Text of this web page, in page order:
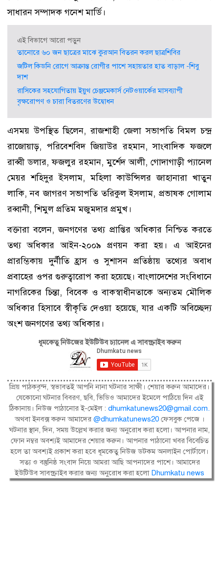
সাধারন সম্পাদক গনেশ মার্ডি।
এই বিভাগে আরো পড়ুন
তানোরে ৬০ জন ছাত্রের মাঝে কুরআন বিতরন করল ছাত্রশিবির
জটিল কিডনি রোগে আক্রান্ত রোগীর পাশে সহায়তার হাত বাড়াল -শিবু
দাশ
রাসিকের সহযোগিতায় ইয়ুথ চেঞ্জমেকার্স নেটওয়ার্কের মাসব্যাপী
বৃক্ষরোপণ ও চারা বিতরণের উদ্বোধন
এসময় উপস্থিত ছিলেন, রাজশাহী জেলা সভাপতি বিমল চন্দ্র
রাজোয়াড়, পরিবেশবিদ জিয়াউর রহমান, সাংবাদিক ফজলে
রাব্বী ডলার, ফজলুর রহমান, মুর্শেদ আলী, গোদাগাড়ী প্যানেল
মেয়র শহিদুর ইসলাম, মহিলা কাউন্সিলর জাহানারা খাতুন
লাকি, নব জাগরণ সভাপতি তরিকুল ইসলাম, প্রভাষক গোলাম
রব্বানী, শিমুল প্রতিম মজুমদার প্রমুখ।
বক্তারা বলেন, জনগণের তথ্য প্রাপ্তির অধিকার নিশ্চিত করতে
তথ্য অধিকার আইন-২০০৯ প্রণয়ন করা হয়। এ আইনের
প্রারম্ভিকায় দুর্নীতি হ্রাস ও সুশাসন প্রতিষ্ঠায় তথ্যের অবাধ
প্রবাহের ওপর গুরুত্বারোপ করা হয়েছে। বাংলাদেশের সংবিধানে
নাগরিকের চিন্তা, বিবেক ও বাকস্বাধীনতাকে অন্যতম মৌলিক
অধিকার হিসাবে স্বীকৃতি দেওয়া হয়েছে, যার একটি অবিচ্ছেদ্য
অংশ জনগণের তথ্য অধিকার।
ধূমকেতু নিউজের ইউটিউব চ্যানেল এ সাবস্ক্রাইব করুন
প্রিয় পাঠকবৃন্দ, স্বভাবতই আপনি নানা ঘটনার সাক্ষী। শেয়ার করুন আমাদের।
যেকোনো ঘটনার বিবরণ, ছবি, ভিডিও আমাদের ইমেলে পাঠিয়ে দিন এই
ঠিকানায়। নিউজ পাঠানোর ই-মেইল : dhumkatunews20@gmail.com.
অথবা ইনবক্স করুন আমাদের@dhumkatunews20 ফেসবুক পেজে ।
ঘটনার স্থান, দিন, সময় উল্লেখ করার জন্য অনুরোধ করা হলো। আপনার নাম,
ফোন নম্বর অবশ্যই আমাদের শেয়ার করুন। আপনার পাঠানো খবর বিবেচিত
হলে তা অবশ্যই প্রকাশ করা হবে ধূমকেতু নিউজ ডটকম অনলাইন পোর্টালে।
সত্য ও বস্তুনিষ্ঠ সংবাদ নিয়ে আমরা আছি আপনাদের পাশে। আমাদের
ইউটিউব সাবস্ক্রাইব করার জন্য অনুরোধ করা হলো Dhumkatu news